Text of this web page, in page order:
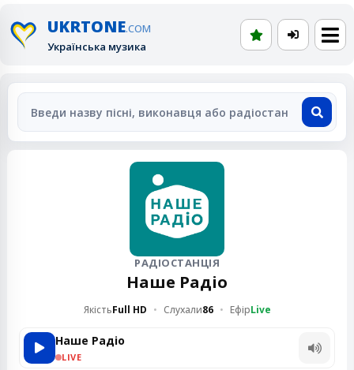
UKRTONE.COM
Українська музика
РАДІОСТАНЦІЯ
Наше Радіо
ЯкістьFull HD Слухали86 ЕфірLive
Наше Радіо
LIVE